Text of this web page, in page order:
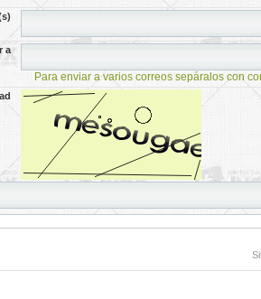
a
Para enviar a varios correos sepáralos con